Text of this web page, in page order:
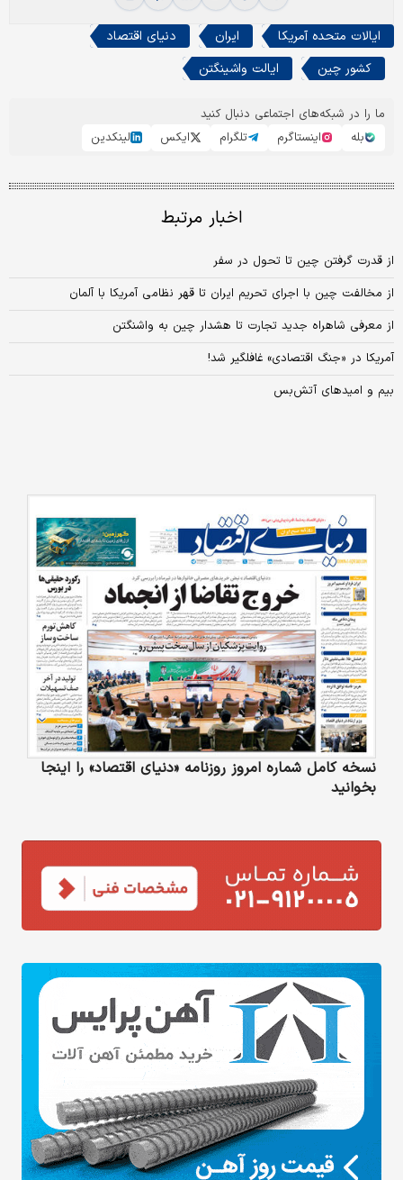
ایالات متحده آمریکا ایران
دنیای اقتصاد
کشور چین
ایالت واشینگتن
ما را در شبکه‌های اجتماعی دنبال کنید
بله
اینستاگرم تلگرام ایکس لینکدین
اخبار مرتبط
از قدرت گرفتن چین تا تحول در سفر
از مخالفت چین با اجرای تحریم ایران تا قهر نظامی آمریکا با آلمان
از معرفی شاهراه جدید تجارت تا هشدار چین به واشنگتن
آمریکا در «جنگ اقتصادی» غافلگیر شد!
بیم و امیدهای آتش‌بس
نسخه کامل شماره امروز روزنامه «دنیای‌ اقتصاد» را اینجا
بخوانید